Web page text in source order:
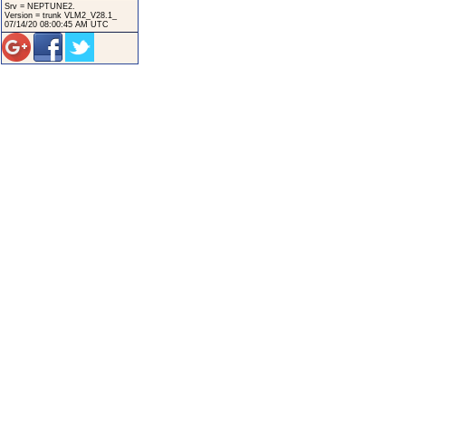
Srv = NEPTUNE2.
Version = trunk VLM2_V28.1_
07/14/20 08:00:45 AM UTC